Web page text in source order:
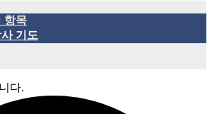
항목
기도
다.